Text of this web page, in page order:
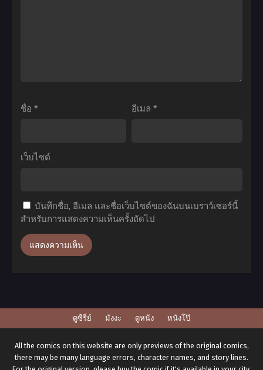
ผม
มาร
ตอน
ที่1-
10
ซับ
เกิด
ไป
ซะ
สัมพันธ์
สี
ชาด
พากย์
ชื่อ * อีเมล *
เว็บไซต์
บันทึกชื่อ, อีเมล และชื่อเว็บไซต์ของฉันบนเบราว์เซอร์นี้
สำหรับการแสดงความเห็นครั้งถัดไป
ดูซีรี่ย์ มังงะ ดูหนัง หนังโป๊
All the comics on this website are only previews of the original comics,
there may be many language errors, character names, and story lines.